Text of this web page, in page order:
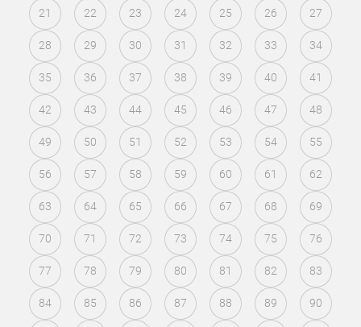
21 22 23 24 25 26 27
28 29 30 31 32 33 34
35 36 37 38 39 40 41
42 43 44 45 46 47 48
49 50 51 52 53 54 55
56 57 58 59 60 61 62
63 64 65 66 67 68 69
70 71 72 73 74 75 76
77 78 79 80 81 82 83
84 85 86 87 88 89 90